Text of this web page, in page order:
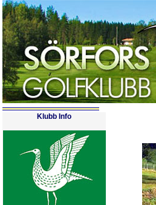
Klubb Info